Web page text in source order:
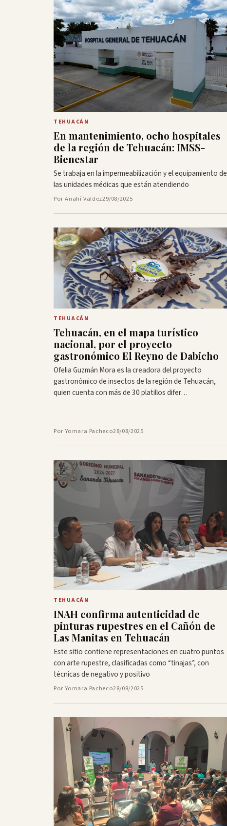
TEHUACÁN
En mantenimiento, ocho hospitales
de la región de Tehuacán: IMSS-
Bienestar
Se trabaja en la impermeabilización y el equipamiento de
las unidades médicas que están atendiendo
Por Anahí Valdez29/08/2025
TEHUACÁN
Tehuacán, en el mapa turístico
nacional, por el proyecto
gastronómico El Reyno de Dabicho
Ofelia Guzmán Mora es la creadora del proyecto
gastronómico de insectos de la región de Tehuacán,
quien cuenta con más de 30 platillos difer…
Por Yomara Pacheco28/08/2025
TEHUACÁN
INAH confirma autenticidad de
pinturas rupestres en el Cañón de
Las Manitas en Tehuacán
Este sitio contiene representaciones en cuatro puntos
con arte rupestre, clasificadas como “tinajas”, con
técnicas de negativo y positivo
Por Yomara Pacheco28/08/2025